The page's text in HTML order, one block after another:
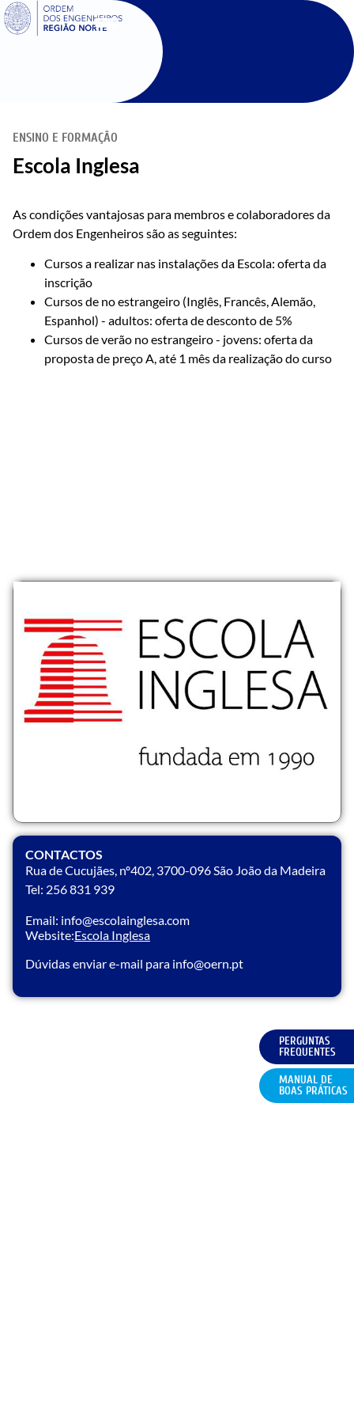
SIGOE
ENSINO E FORMAÇÃO
Escola Inglesa
As condições vantajosas para membros e colaboradores da
Ordem dos Engenheiros são as seguintes:
Cursos a realizar nas instalações da Escola: oferta da
inscrição
Cursos de no estrangeiro (Inglês, Francês, Alemão,
Espanhol) - adultos: oferta de desconto de 5%
Cursos de verão no estrangeiro - jovens: oferta da
proposta de preço A, até 1 mês da realização do curso
CONTACTOS
Rua de Cucujães, nº402, 3700-096 São João da Madeira
Tel: 256 831 939
Email: info@escolainglesa.com
Website:Escola Inglesa
Dúvidas enviar e-mail para info@oern.pt
PERGUNTAS
FREQUENTES
MANUAL DE
BOAS PRÁTICAS